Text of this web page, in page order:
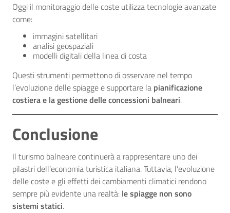
Oggi il monitoraggio delle coste utilizza tecnologie avanzate
come:
immagini satellitari
analisi geospaziali
modelli digitali della linea di costa
Questi strumenti permettono di osservare nel tempo
l’evoluzione delle spiagge e supportare la pianificazione
costiera e la gestione delle concessioni balneari.
Conclusione
Il turismo balneare continuerà a rappresentare uno dei
pilastri dell’economia turistica italiana. Tuttavia, l’evoluzione
delle coste e gli effetti dei cambiamenti climatici rendono
sempre più evidente una realtà: le spiagge non sono
sistemi statici.